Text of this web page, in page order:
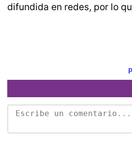
difundida en redes, por lo